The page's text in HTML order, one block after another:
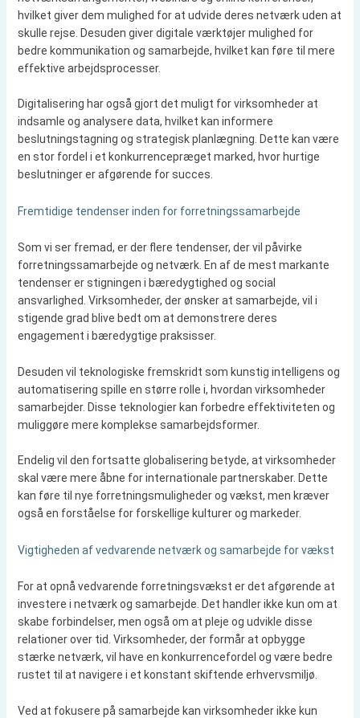
hvilket giver dem mulighed for at udvide deres netværk uden at
skulle rejse. Desuden giver digitale værktøjer mulighed for
bedre kommunikation og samarbejde, hvilket kan føre til mere
effektive arbejdsprocesser.
Digitalisering har også gjort det muligt for virksomheder at
indsamle og analysere data, hvilket kan informere
beslutningstagning og strategisk planlægning. Dette kan være
en stor fordel i et konkurrencepræget marked, hvor hurtige
beslutninger er afgørende for succes.
Fremtidige tendenser inden for forretningssamarbejde
Som vi ser fremad, er der flere tendenser, der vil påvirke
forretningssamarbejde og netværk. En af de mest markante
tendenser er stigningen i bæredygtighed og social
ansvarlighed. Virksomheder, der ønsker at samarbejde, vil i
stigende grad blive bedt om at demonstrere deres
engagement i bæredygtige praksisser.
Desuden vil teknologiske fremskridt som kunstig intelligens og
automatisering spille en større rolle i, hvordan virksomheder
samarbejder. Disse teknologier kan forbedre effektiviteten og
muliggøre mere komplekse samarbejdsformer.
Endelig vil den fortsatte globalisering betyde, at virksomheder
skal være mere åbne for internationale partnerskaber. Dette
kan føre til nye forretningsmuligheder og vækst, men kræver
også en forståelse for forskellige kulturer og markeder.
Vigtigheden af vedvarende netværk og samarbejde for vækst
For at opnå vedvarende forretningsvækst er det afgørende at
investere i netværk og samarbejde. Det handler ikke kun om at
skabe forbindelser, men også om at pleje og udvikle disse
relationer over tid. Virksomheder, der formår at opbygge
stærke netværk, vil have en konkurrencefordel og være bedre
rustet til at navigere i et konstant skiftende erhvervsmiljø.
Ved at fokusere på samarbejde kan virksomheder ikke kun